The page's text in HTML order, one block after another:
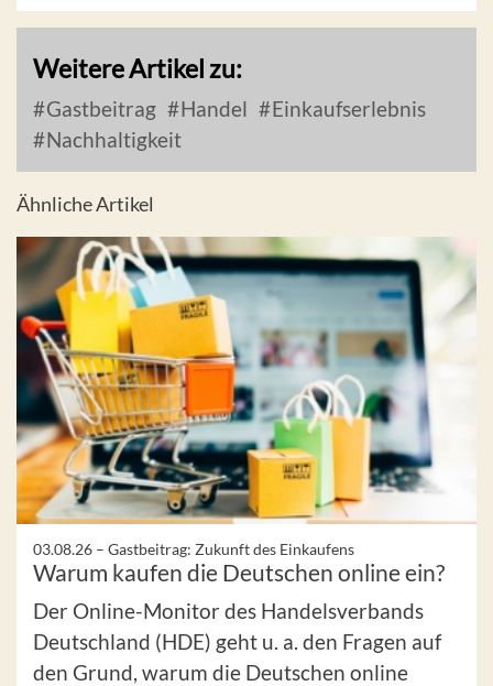
Weitere Artikel zu:
Gastbeitrag Handel
Einkaufserlebnis
Nachhaltigkeit
Ähnliche Artikel
03.08.26 – Gastbeitrag: Zukunft des Einkaufens
Warum kaufen die Deutschen online ein?
Der Online-Monitor des Handelsverbands
Deutschland (HDE) geht u. a. den Fragen auf
den Grund, warum die Deutschen online